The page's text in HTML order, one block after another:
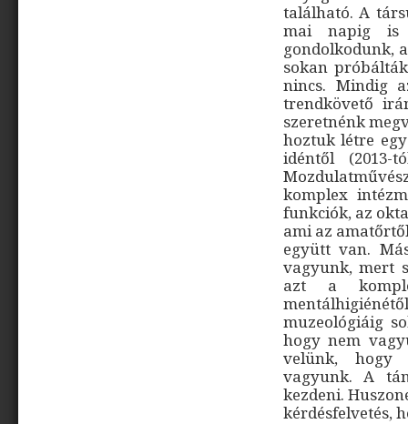
található. A
mai napig is
gondolkodunk,
sokan
nincs. Mindig
trendkövető
szeretnénk
hoztuk létre
idéntől (2013-
komplex
funkciók, az
ami az
együtt van.
vagyunk, mert
azt a
muzeológiáig
hogy nem
velünk, hogy
vagyunk. A
kezdeni.
kérdésfelvetés,